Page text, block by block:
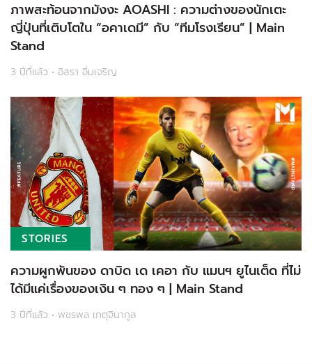
ภาพสะท้อนจากมังงะ AOASHI : ความต่างของนักเตะ
ญี่ปุ่นที่เติบโตใน “อคาเดมี” กับ “ทีมโรงเรียน” | Main
Stand
3 ปีที่แล้ว • อิสรา อิ่มเจริญ
STORIES
ความผูกพันของ ดาบิด เด เคอา กับ แมนฯ ยูไนเต็ด ที่ไม่
ได้มีแค่เรื่องของเงิน ๆ ทอง ๆ | Main Stand
3 ปีที่แล้ว • พชรพล เกตุจินากูล